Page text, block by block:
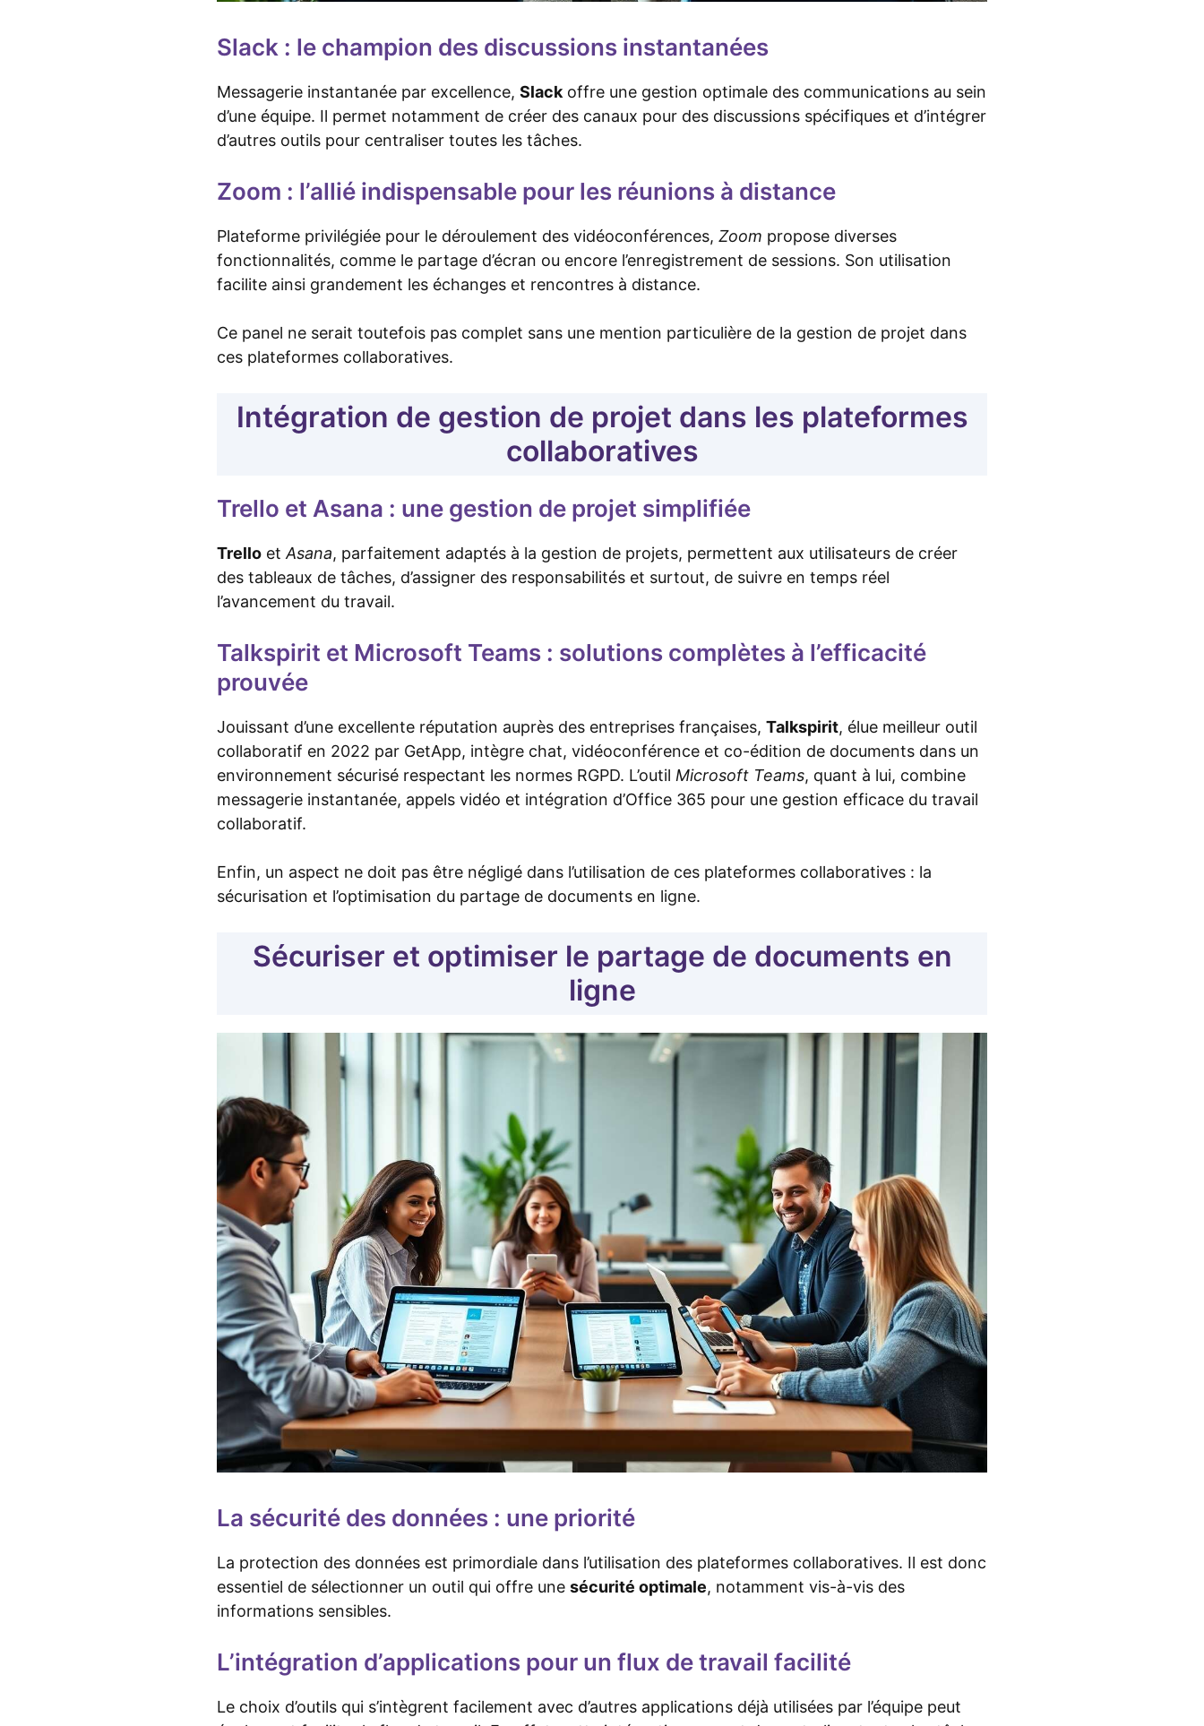
Slack : le champion des discussions instantanées
Messagerie instantanée par excellence, Slack offre une gestion optimale des communications au sein
d’une équipe. Il permet notamment de créer des canaux pour des discussions spécifiques et d’intégrer
d’autres outils pour centraliser toutes les tâches.
Zoom : l’allié indispensable pour les réunions à distance
Plateforme privilégiée pour le déroulement des vidéoconférences, Zoom propose diverses
fonctionnalités, comme le partage d’écran ou encore l’enregistrement de sessions. Son utilisation
facilite ainsi grandement les échanges et rencontres à distance.
Ce panel ne serait toutefois pas complet sans une mention particulière de la gestion de projet dans
ces plateformes collaboratives.
Intégration de gestion de projet dans les plateformes
collaboratives
Trello et Asana : une gestion de projet simplifiée
Trello et Asana, parfaitement adaptés à la gestion de projets, permettent aux utilisateurs de créer
des tableaux de tâches, d’assigner des responsabilités et surtout, de suivre en temps réel
l’avancement du travail.
Talkspirit et Microsoft Teams : solutions complètes à l’efficacité
prouvée
Jouissant d’une excellente réputation auprès des entreprises françaises, Talkspirit, élue meilleur outil
collaboratif en 2022 par GetApp, intègre chat, vidéoconférence et co-édition de documents dans un
environnement sécurisé respectant les normes RGPD. L’outil Microsoft Teams, quant à lui, combine
messagerie instantanée, appels vidéo et intégration d’Office 365 pour une gestion efficace du travail
collaboratif.
Enfin, un aspect ne doit pas être négligé dans l’utilisation de ces plateformes collaboratives : la
sécurisation et l’optimisation du partage de documents en ligne.
Sécuriser et optimiser le partage de documents en
ligne
La sécurité des données : une priorité
La protection des données est primordiale dans l’utilisation des plateformes collaboratives. Il est donc
essentiel de sélectionner un outil qui offre une sécurité optimale, notamment vis-à-vis des
informations sensibles.
L’intégration d’applications pour un flux de travail facilité
Le choix d’outils qui s’intègrent facilement avec d’autres applications déjà utilisées par l’équipe peut